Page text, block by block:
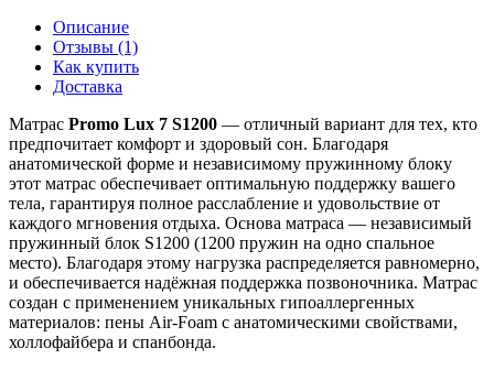
Описание
Отзывы (1)
Как купить
Доставка
Матрас Promo Lux 7 S1200 — отличный вариант для тех, кто
предпочитает комфорт и здоровый сон. Благодаря
анатомической форме и независимому пружинному блоку
этот матрас обеспечивает оптимальную поддержку вашего
тела, гарантируя полное расслабление и удовольствие от
каждого мгновения отдыха. Основа матраса — независимый
пружинный блок S1200 (1200 пружин на одно спальное
место). Благодаря этому нагрузка распределяется равномерно,
и обеспечивается надёжная поддержка позвоночника. Матрас
создан с применением уникальных гипоаллергенных
материалов: пены Air-Foam с анатомическими свойствами,
холлофайбера и спанбонда.